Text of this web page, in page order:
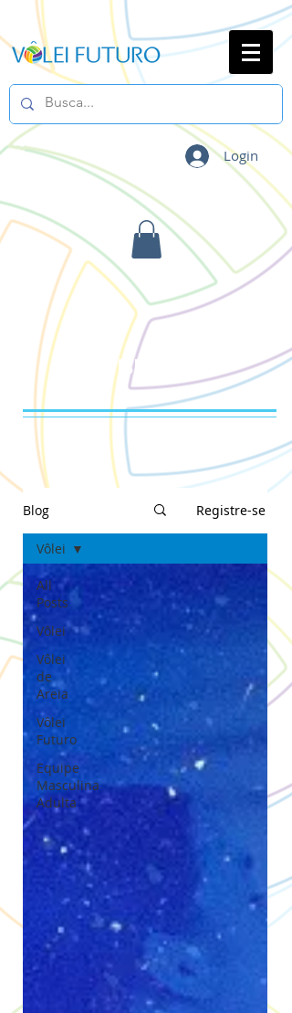
Login
BLOG
Blog Registre-se
All
Posts
Vôlei
Vôlei
de
Areia
Vôlei
Futuro
Equipe
Masculina
Adulta
Vôlei